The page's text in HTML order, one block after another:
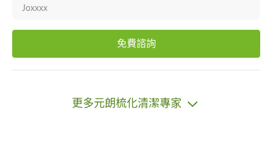
Joxxxx
免費諮詢
更多元朗梳化清潔專家